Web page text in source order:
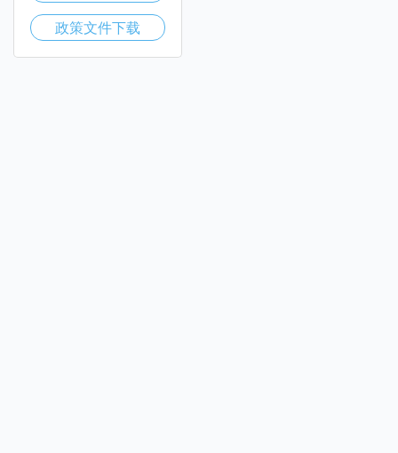
政策文件下载